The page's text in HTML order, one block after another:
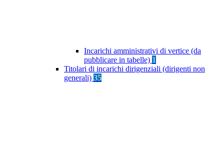
Incarichi amministrativi di vertice (da
pubblicare in tabelle) 1
Titolari di incarichi dirigenziali (dirigenti non
generali) 35